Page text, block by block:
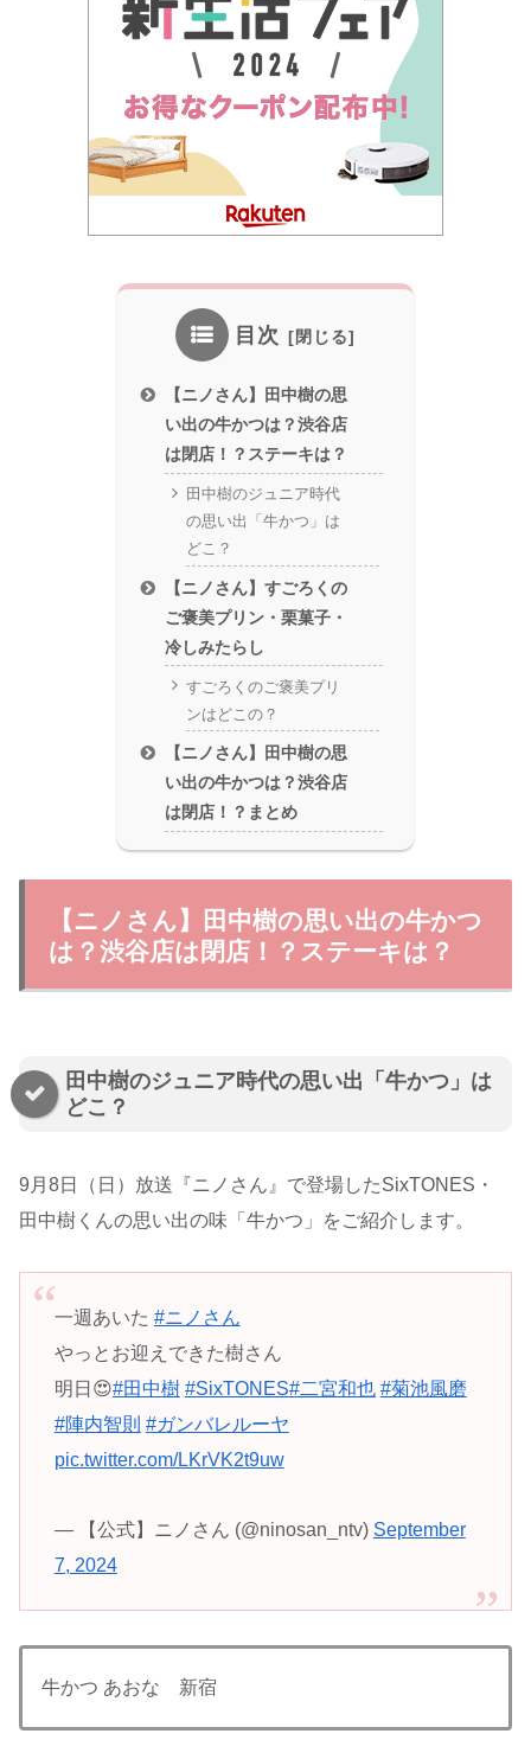
目次
【ニノさん】田中樹の思
い出の牛かつは？渋谷店
は閉店！？ステーキは？
田中樹のジュニア時代
の思い出「牛かつ」は
どこ？
【ニノさん】すごろくの
ご褒美プリン・栗菓子・
冷しみたらし
すごろくのご褒美プリ
ンはどこの？
【ニノさん】田中樹の思
い出の牛かつは？渋谷店
は閉店！？まとめ
【ニノさん】田中樹の思い出の牛かつ
は？渋谷店は閉店！？ステーキは？
田中樹のジュニア時代の思い出「牛かつ」は
どこ？
9月8日（日）放送『ニノさん』で登場したSixTONES・
田中樹くんの思い出の味「牛かつ」をご紹介します。
一週あいた #ニノさん
やっとお迎えできた樹さん
明日😍#田中樹 #SixTONES#二宮和也 #菊池風磨
#陣内智則 #ガンバレルーヤ
pic.twitter.com/LKrVK2t9uw
— 【公式】ニノさん (@ninosan_ntv) September
7, 2024
牛かつ あおな 新宿